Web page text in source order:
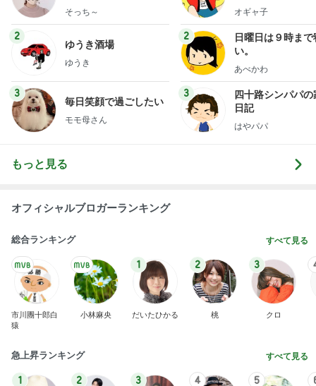
献立
そっち～
2
ゆうき酒場
ゆうき
3
毎日笑顔で過ごしたい
モモ母さん
オギャ子
2
日曜日は９時まで
い。
あべかわ
3
四十路シンパパの
日記
はやパパ
もっと見る
オフィシャルブロガーランキング
総合ランキング すべて見る
市川團十郎白
猿
小林麻央
1
だいたひかる
2
桃
3
クロ
急上昇ランキング すべて見る
1 2 3 4 5